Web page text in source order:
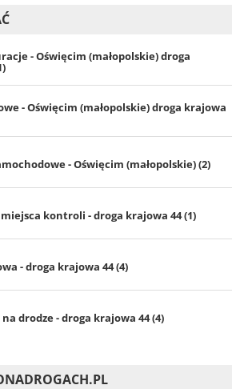
- Oświęcim (małopolskie) droga
- Oświęcim (małopolskie) droga krajowa
- Oświęcim (małopolskie) (2)
kontroli - droga krajowa 44 (1)
- droga krajowa 44 (4)
drodze - droga krajowa 44 (4)